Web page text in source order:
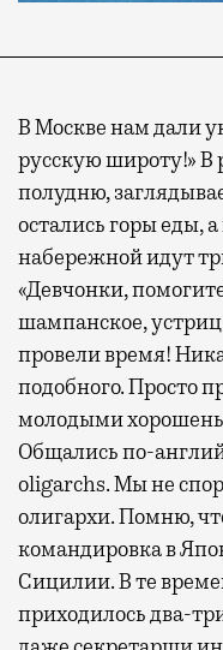
В Москве нам дали
русскую широту!» В
полудню,
остались горы еды,
набережной идут
«Девчонки,
шампанское,
провели время!
подобного. Просто
молодыми
Общались по-
oligarchs. Мы не
олигархи. Помню,
командировка в
Сицилии. В те
приходилось два-